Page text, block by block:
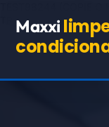
TROCANDO APENAS
Maxxi